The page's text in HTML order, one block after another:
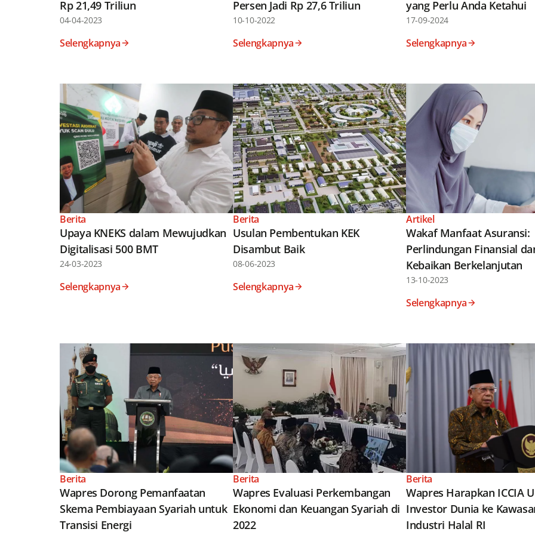
Rp 21,49 Triliun
04-04-2023
Selengkapnya
Persen Jadi Rp 27,6 Triliun
10-10-2022
Selengkapnya
yang Perlu Anda Ketahui
17-09-2024
Selengkapnya
Berita
Upaya KNEKS dalam Mewujudkan
Digitalisasi 500 BMT
24-03-2023
Selengkapnya
Berita
Usulan Pembentukan KEK
Disambut Baik
08-06-2023
Selengkapnya
Artikel
Wakaf Manfaat Asuransi:
Perlindungan Finansial
Kebaikan Berkelanjutan
13-10-2023
Selengkapnya
Berita
Wapres Dorong Pemanfaatan
Skema Pembiayaan Syariah untuk
Transisi Energi
Berita
Wapres Evaluasi Perkembangan
Ekonomi dan Keuangan Syariah di
2022
Berita
Wapres Harapkan ICCIA
Investor Dunia ke
Industri Halal RI